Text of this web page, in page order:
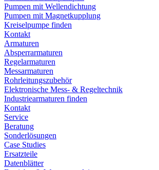
Pumpen mit Wellendichtung
Pumpen mit Magnetkupplung
Kreiselpumpe finden
Kontakt
Armaturen
Absperrarmaturen
Regelarmaturen
Messarmaturen
Rohrleitungszubehör
Elektronische Mess- & Regeltechnik
Industriearmaturen finden
Kontakt
Service
Beratung
Sonderlösungen
Case Studies
Ersatzteile
Datenblätter